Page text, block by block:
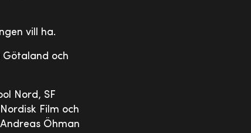
vill ha.
Götaland och
Nord, SF
Film och
Andreas Öhman